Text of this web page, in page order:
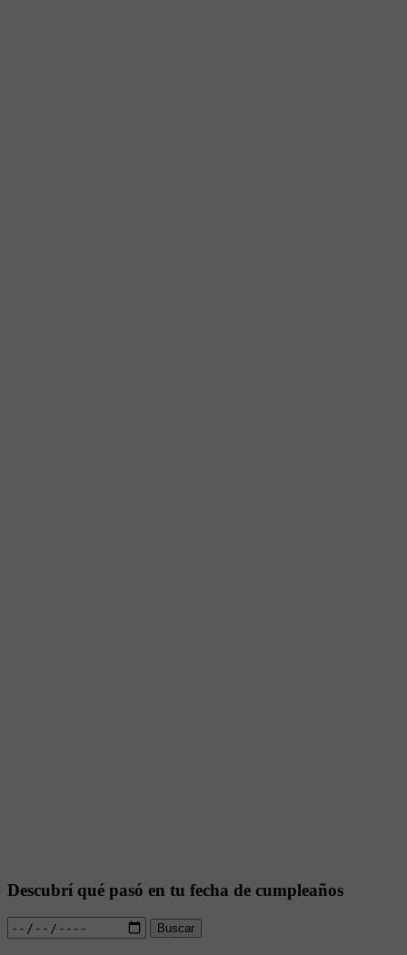
Descubrí qué pasó en tu fecha de cumpleaños
Buscar